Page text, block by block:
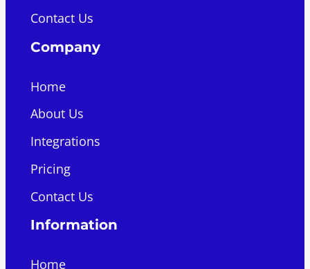
Contact Us
Company
Home
About Us
Integrations
Pricing
Contact Us
Information
Home